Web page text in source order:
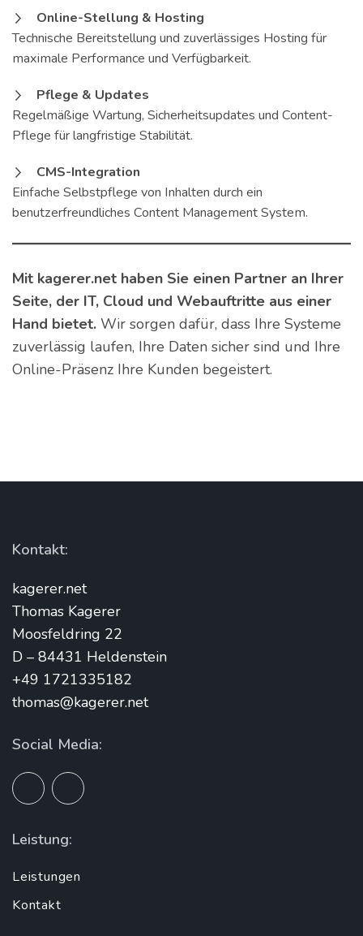
Online-Stellung & Hosting
Technische Bereitstellung und zuverlässiges Hosting für
maximale Performance und Verfügbarkeit.
Pflege & Updates
Regelmäßige Wartung, Sicherheitsupdates und Content-
Pflege für langfristige Stabilität.
CMS-Integration
Einfache Selbstpflege von Inhalten durch ein
benutzerfreundliches Content Management System.
Mit kagerer.net haben Sie einen Partner an Ihrer
Seite, der IT, Cloud und Webauftritte aus einer
Hand bietet. Wir sorgen dafür, dass Ihre Systeme
zuverlässig laufen, Ihre Daten sicher sind und Ihre
Online-Präsenz Ihre Kunden begeistert.
Kontakt:
kagerer.net
Thomas Kagerer
Moosfeldring 22
D – 84431 Heldenstein
+49 1721335182
thomas@kagerer.net
Social Media:
Leistung:
Leistungen
Kontakt